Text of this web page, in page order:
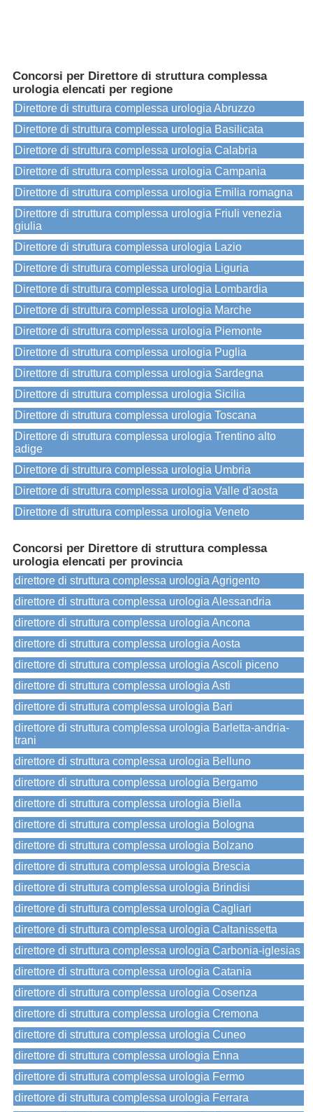
Concorsi per Direttore di struttura complessa
urologia elencati per regione
Direttore di struttura complessa urologia Abruzzo
Direttore di struttura complessa urologia Basilicata
Direttore di struttura complessa urologia Calabria
Direttore di struttura complessa urologia Campania
Direttore di struttura complessa urologia Emilia romagna
Direttore di struttura complessa urologia Friuli venezia
giulia
Direttore di struttura complessa urologia Lazio
Direttore di struttura complessa urologia Liguria
Direttore di struttura complessa urologia Lombardia
Direttore di struttura complessa urologia Marche
Direttore di struttura complessa urologia Piemonte
Direttore di struttura complessa urologia Puglia
Direttore di struttura complessa urologia Sardegna
Direttore di struttura complessa urologia Sicilia
Direttore di struttura complessa urologia Toscana
Direttore di struttura complessa urologia Trentino alto
adige
Direttore di struttura complessa urologia Umbria
Direttore di struttura complessa urologia Valle d'aosta
Direttore di struttura complessa urologia Veneto
Concorsi per Direttore di struttura complessa
urologia elencati per provincia
direttore di struttura complessa urologia Agrigento
direttore di struttura complessa urologia Alessandria
direttore di struttura complessa urologia Ancona
direttore di struttura complessa urologia Aosta
direttore di struttura complessa urologia Ascoli piceno
direttore di struttura complessa urologia Asti
direttore di struttura complessa urologia Bari
direttore di struttura complessa urologia Barletta-andria-
trani
direttore di struttura complessa urologia Belluno
direttore di struttura complessa urologia Bergamo
direttore di struttura complessa urologia Biella
direttore di struttura complessa urologia Bologna
direttore di struttura complessa urologia Bolzano
direttore di struttura complessa urologia Brescia
direttore di struttura complessa urologia Brindisi
direttore di struttura complessa urologia Cagliari
direttore di struttura complessa urologia Caltanissetta
direttore di struttura complessa urologia Carbonia-iglesias
direttore di struttura complessa urologia Catania
direttore di struttura complessa urologia Cosenza
direttore di struttura complessa urologia Cremona
direttore di struttura complessa urologia Cuneo
direttore di struttura complessa urologia Enna
direttore di struttura complessa urologia Fermo
direttore di struttura complessa urologia Ferrara